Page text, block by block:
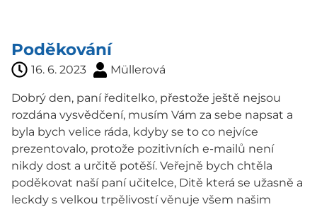
Poděkování
16. 6. 2023 Müllerová
Dobrý den, paní ředitelko, přestože ještě nejsou
rozdána vysvědčení, musím Vám za sebe napsat a
byla bych velice ráda, kdyby se to co nejvíce
prezentovalo, protože pozitivních e-mailů není
nikdy dost a určitě potěší. Veřejně bych chtěla
poděkovat naší paní učitelce, Ditě která se užasně a
leckdy s velkou trpělivostí věnuje všem našim